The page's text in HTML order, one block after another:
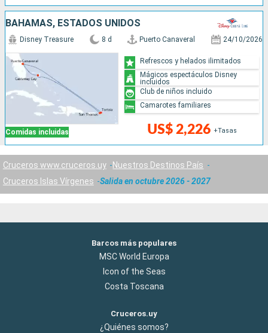
BAHAMAS, ESTADOS UNIDOS
Comidas incluidas
Disney Treasure 8 d Puerto Canaveral 24/10/2026
US$ 2,226 +Tasas
Refrescos y helados ilimitados
Mágicos espectáculos Disney
incluidos
Club de niños incluido
Camarotes familiares
Cruceros www.cruceros.uy
Nuestros Destinos País
Cruceros Islas Vírgenes
Salida en octubre 2026 - 2027
Barcos más populares
MSC World Europa
Icon of the Seas
Costa Toscana
Cruceros.uy
¿Quiénes somos?